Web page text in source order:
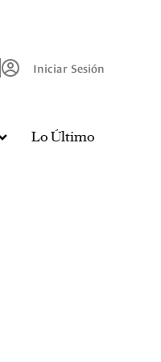
Iniciar Sesión
Lo Último